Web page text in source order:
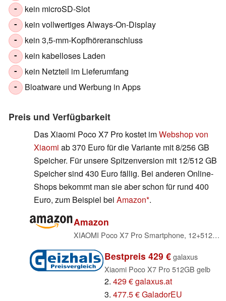
- kein microSD-Slot
- kein vollwertiges Always-On-Display
- kein 3,5-mm-Kopfhöreranschluss
- kein kabelloses Laden
- kein Netzteil im Lieferumfang
- Bloatware und Werbung in Apps
Preis und Verfügbarkeit
Das Xiaomi Poco X7 Pro kostet imWebshop von
Xiaomi ab 370 Euro für die Variante mit 8/256 GB
Speicher. Für unsere Spitzenversion mit 12/512 GB
Speicher sind 430 Euro fällig. Bei anderen Online-
Shops bekommt man sie aber schon für rund 400
Euro, zum Beispiel bei Amazon .
Amazon
XIAOMI Poco X7 Pro Smartphone, 12+512GB, 6000mAh Akku, 50MP Kamera, Gelb
Bestpreis 429 €galaxus
Xiaomi Poco X7 Pro 512GB gelb
2. 429 € galaxus.at
3. 477.5 € GaladorEU